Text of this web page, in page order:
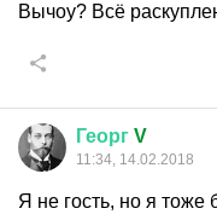
Вычоу? Всё
Георг V
11:34, 14.02.2018
Я не гость, но я тоже